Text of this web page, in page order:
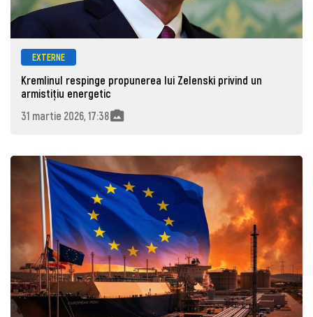
EXTERNE
Kremlinul respinge propunerea lui Zelenski privind un
armistițiu energetic
31 martie 2026, 17:38